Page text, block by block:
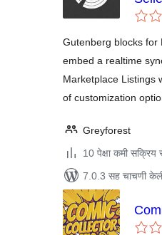
Gutenberg blocks for
embed a realtime
Marketplace Listings
of customization
Greyforest
10 पेक्षा कमी सक्रिय
7.0.3 सह चाचणी